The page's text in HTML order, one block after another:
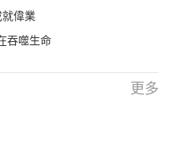
偉業
吞噬生命
更多